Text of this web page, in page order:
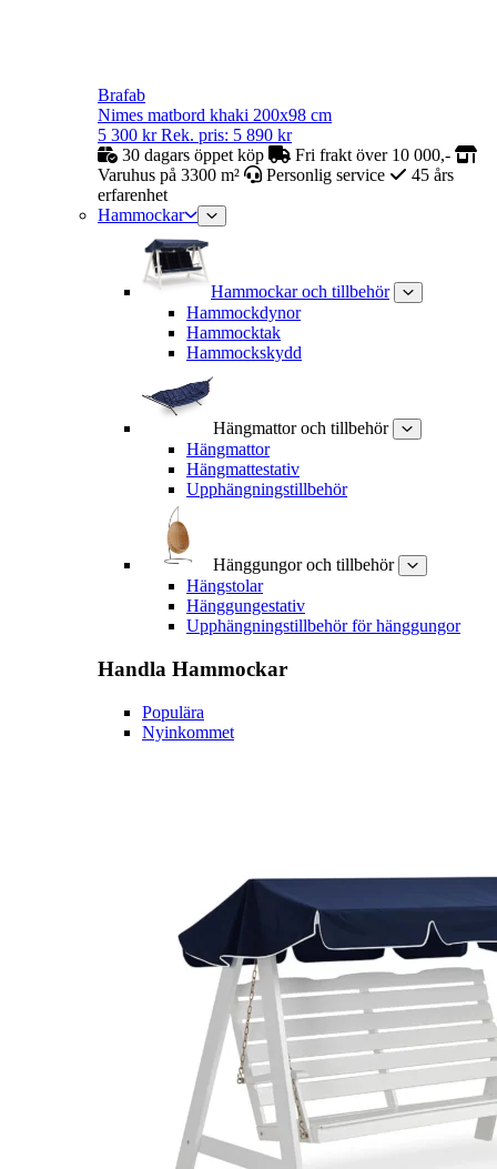
Brafab
Nimes matbord khaki 200x98 cm
5 300 kr Rek. pris: 5 890 kr
30 dagars öppet köp
Fri frakt över 10 000,-
Varuhus på 3300 m²
Personlig service
45 års
erfarenhet
Hammockar
Hammockar och tillbehör
Hammockdynor
Hammocktak
Hammockskydd
Hängmattor och tillbehör
Hängmattor
Hängmattestativ
Upphängningstillbehör
Hänggungor och tillbehör
Hängstolar
Hänggungestativ
Upphängningstillbehör för hänggungor
Handla Hammockar
Populära
Nyinkommet